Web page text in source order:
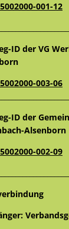
001-12
ID der VG
003-06
ID der
Alsenborn
002-09